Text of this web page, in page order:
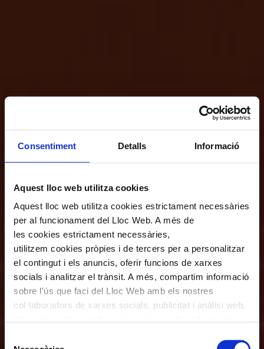
Consentiment Detalls Informació
Aquest lloc web utilitza cookies
Aquest lloc web utilitza cookies estrictament necessàries
per al funcionament del Lloc Web. A més de
les cookies estrictament necessàries,
utilitzem cookies pròpies i de tercers per a personalitzar
el contingut i els anuncis, oferir funcions de xarxes
socials i analitzar el trànsit. A més, compartim informació
sobre l'ús que faci del Lloc Web amb els nostres
col·laboradors de xarxes socials, publicitat i anàlisi web,